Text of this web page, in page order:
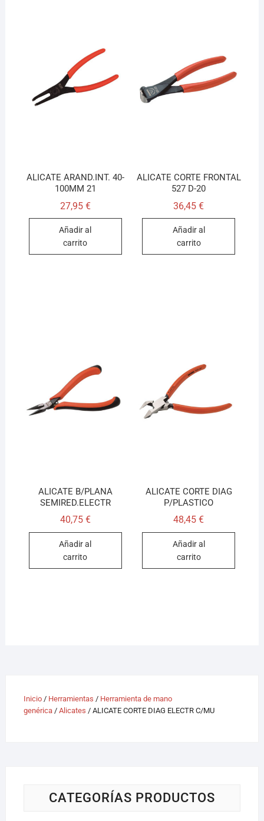
ALICATE ARAND.INT. 40-
100MM 21
27,95 €
Añadir al
carrito
ALICATE CORTE FRONTAL
527 D-20
36,45€
Añadir al
carrito
ALICATE B/PLANA
SEMIRED.ELECTR
40,75 €
Añadir al
carrito
ALICATE CORTE DIAG
P/PLASTICO
48,45€
Añadir al
carrito
Inicio/ Herramientas / Herramienta de mano
genérica/ Alicates / ALICATE CORTE DIAG ELECTR C/MU
CATEGORÍAS PRODUCTOS